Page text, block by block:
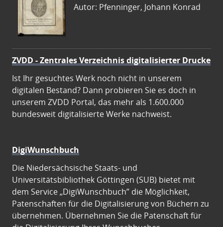
Autor: Pfenninger, Johann Konrad
ZVDD - Zentrales Verzeichnis digitalisierter Drucke
Ist Ihr gesuchtes Werk noch nicht in unserem
digitalen Bestand? Dann probieren Sie es doch in
unserem ZVDD Portal, das mehr als 1.600.000
bundesweit digitalisierte Werke nachweist.
DigiWunschbuch
Die Niedersächsische Staats- und
Universitätsbibliothek Göttingen (SUB) bietet mit
dem Service „DigiWunschbuch” die Möglichkeit,
Patenschaften für die Digitalisierung von Büchern zu
übernehmen. Übernehmen Sie die Patenschaft für